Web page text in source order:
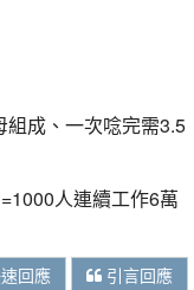
成、一次唸完需3.5
人連續工作6萬
回應 引言回應